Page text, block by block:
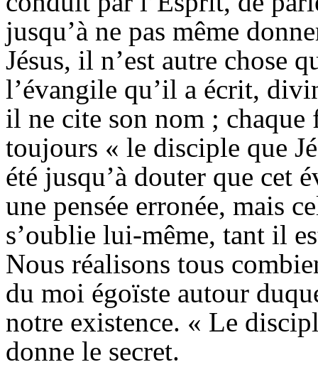
jusqu’à ne pas même
Jésus, il n’est autre chose
l’évangile qu’il a écrit,
il ne cite son nom ;
toujours « le disciple que
été jusqu’à douter que cet
une pensée erronée, mais
s’oublie lui-même, tant il
Nous réalisons tous
du moi égoïste autour
notre existence. « Le
donne le secret.